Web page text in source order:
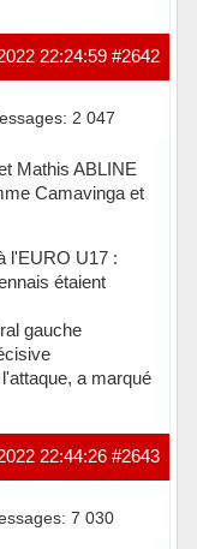
#2642
22:24:59
2 047
Mathis ABLINE
Camavinga et
l'EURO U17 :
étaient
gauche
a marqué
#2643
22:44:26
7 030